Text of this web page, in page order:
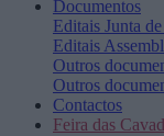
Documentos
Editais Junta
Editais
Outros
Outros
Contactos
Feira das